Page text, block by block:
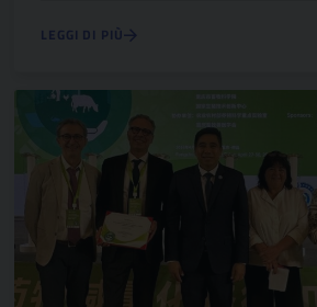
LEGGI DI PIÙ